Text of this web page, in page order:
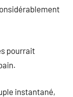
pourrait
instantané,